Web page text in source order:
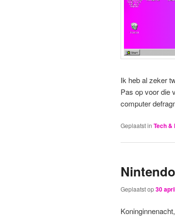
Ik heb al zeker
Pas op voor die
computer
Geplaatst in Tech &
Geplaatst op30